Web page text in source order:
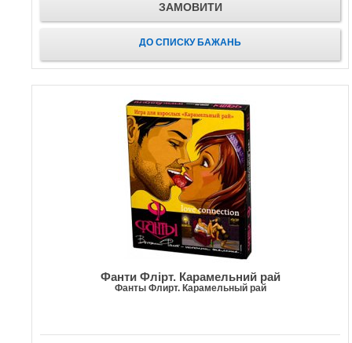
ЗАМОВИТИ
ДО СПИСКУ БАЖАНЬ
Фанти Флірт. Карамельний рай
Фанты Флирт. Карамельный рай